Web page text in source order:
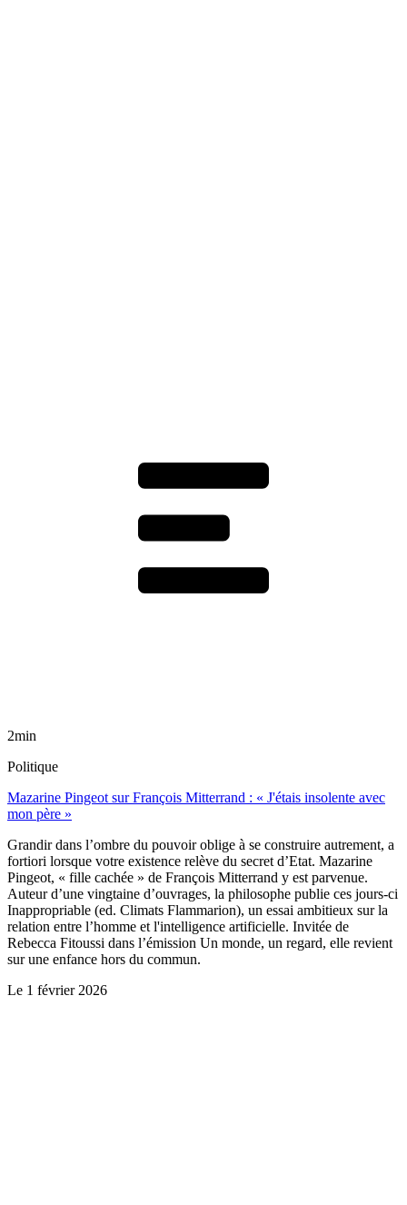
2min
Politique
Mazarine Pingeot sur François Mitterrand : « J'étais insolente avec
mon père »
Grandir dans l’ombre du pouvoir oblige à se construire autrement, a
fortiori lorsque votre existence relève du secret d’Etat. Mazarine
Pingeot, « fille cachée » de François Mitterrand y est parvenue.
Auteur d’une vingtaine d’ouvrages, la philosophe publie ces jours-ci
Inappropriable (ed. Climats Flammarion), un essai ambitieux sur la
relation entre l’homme et l'intelligence artificielle. Invitée de
Rebecca Fitoussi dans l’émission Un monde, un regard, elle revient
sur une enfance hors du commun.
Le 1 février 2026